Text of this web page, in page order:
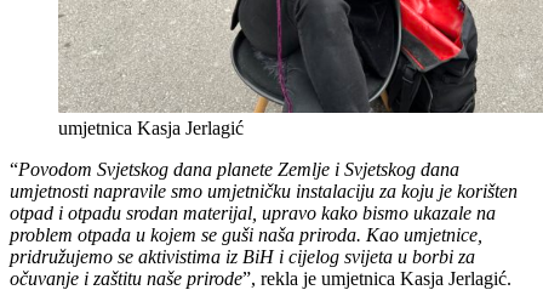
umjetnica Kasja Jerlagić
“Povodom Svjetskog dana planete Zemlje i Svjetskog dana
umjetnosti napravile smo umjetničku instalaciju za koju je korišten
otpad i otpadu srodan materijal, upravo kako bismo ukazale na
problem otpada u kojem se guši naša priroda. Kao umjetnice,
pridružujemo se aktivistima iz BiH i cijelog svijeta u borbi za
očuvanje i zaštitu naše prirode”, rekla je umjetnica Kasja Jerlagić.